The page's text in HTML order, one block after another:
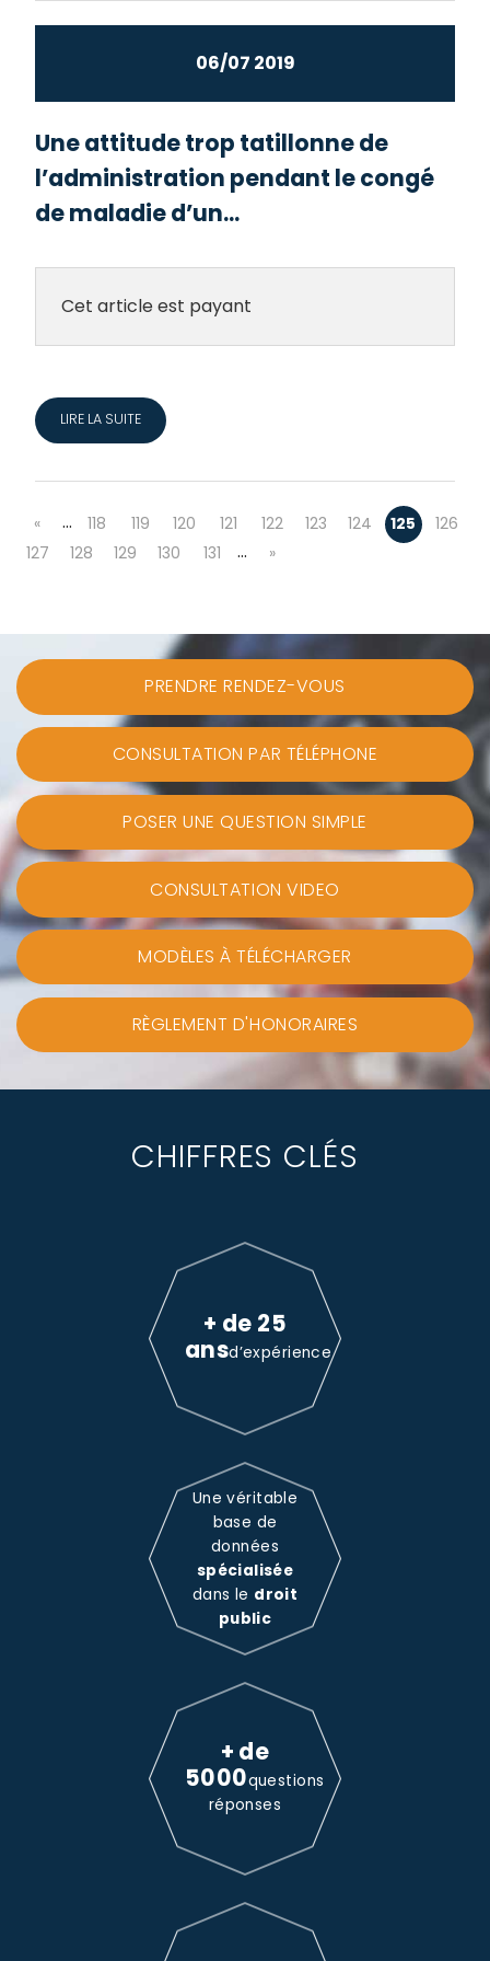
06/07 2019
Une attitude trop tatillonne de
l’administration pendant le congé
de maladie d’un...
Cet article est payant
LIRE LA SUITE
« … 118 119 120 121 122 123 124 125
126
127
128 129 130 131 … »
PRENDRE RENDEZ-VOUS
CONSULTATION PAR TÉLÉPHONE
POSER UNE QUESTION SIMPLE
CONSULTATION VIDEO
MODÈLES À TÉLÉCHARGER
RÈGLEMENT D'HONORAIRES
CHIFFRES CLÉS
+ de 25
ansd’expérience
Une véritable
base de
données
spécialisée
dans le droit
public
+ de
5000questions
réponses